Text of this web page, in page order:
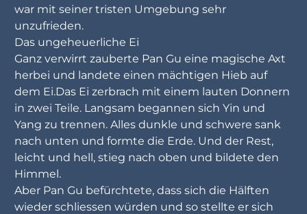
war mit seiner tristen Umgebung sehr
unzufrieden.
Das ungeheuerliche Ei
Ganz verwirrt zauberte Pan Gu eine magische Axt
herbei und landete einen mächtigen Hieb auf
dem Ei.Das Ei zerbrach mit einem lauten Donnern
in zwei Teile. Langsam begannen sich Yin und
Yang zu trennen. Alles dunkle und schwere sank
nach unten und formte die Erde. Und der Rest,
leicht und hell, stieg nach oben und bildete den
Himmel.
Aber Pan Gu befürchtete, dass sich die Hälften
wieder schliessen würden und so stellte er sich